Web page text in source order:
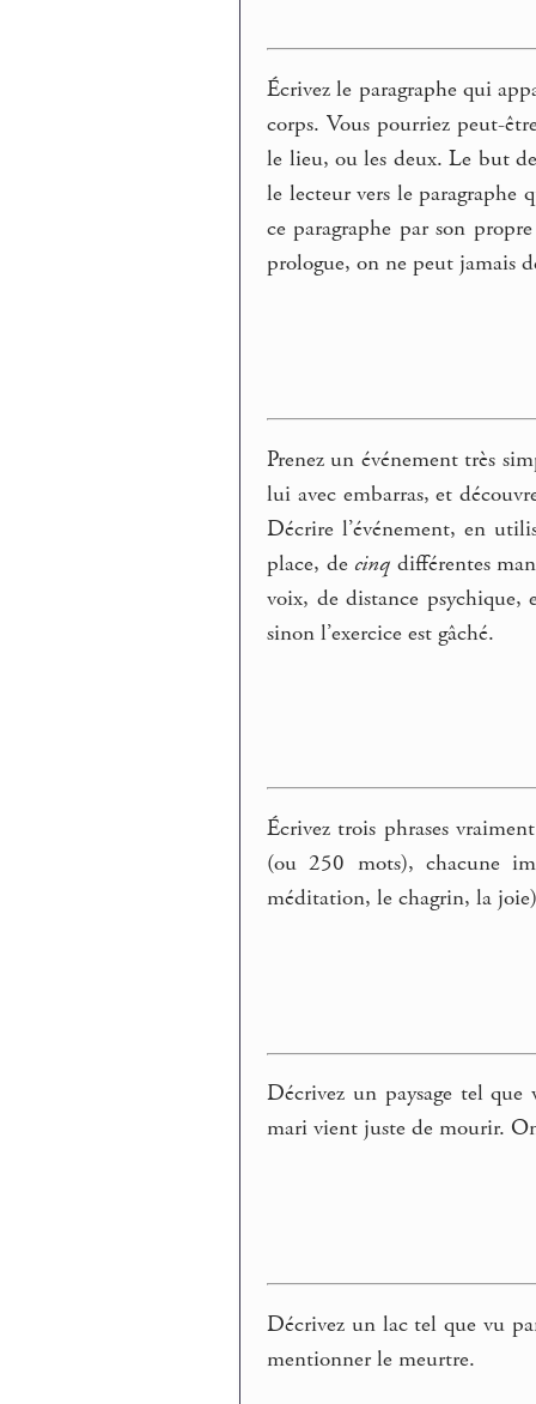
Écrivez le paragraphe qui
corps. Vous pourriez peut-
le lieu, ou les deux. Le but
le lecteur vers le paragraphe
ce paragraphe par son
prologue, on ne peut jamais
Prenez un événement très
lui avec embarras, et
Décrire l’événement, en
place, de cinq différentes
voix, de distance psychique,
sinon l’exercice est gâché.
Écrivez trois phrases
(ou 250 mots), chacune
méditation, le chagrin, la
Décrivez un paysage tel
mari vient juste de mourir.
Décrivez un lac tel que vu
mentionner le meurtre.